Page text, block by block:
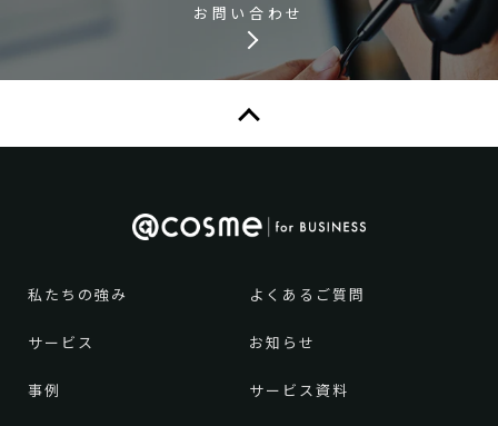
お問い合わせ
私たちの強み
サービス
事例
よくあるご質問
お知らせ
サービス資料